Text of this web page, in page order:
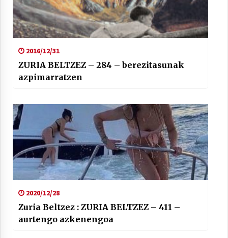
2016/12/31
ZURIA BELTZEZ – 284 – berezitasunak
azpimarratzen
2020/12/28
Zuria Beltzez : ZURIA BELTZEZ – 411 –
aurtengo azkenengoa